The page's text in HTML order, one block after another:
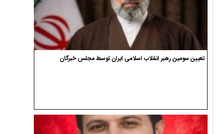
تعیین سومین رهبر انقلاب اسلامی ایران توسط مجلس خبرگان